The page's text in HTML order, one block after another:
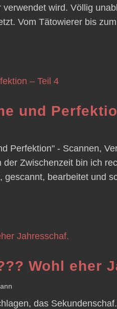
wird. Völlig
Vom Tätowierer bis
und
Perfektion" - Scannen,
der Zwischenzeit bin ich
gescannt, bearbeitet und
Wohl eher
das